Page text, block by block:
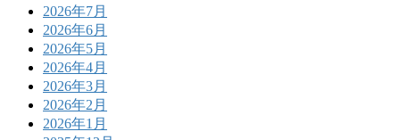
2026年7月
2026年6月
2026年5月
2026年4月
2026年3月
2026年2月
2026年1月